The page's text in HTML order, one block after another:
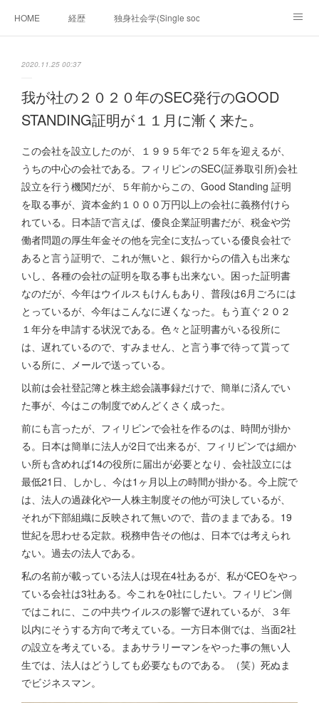
HOME 経歴 独身社会学(Single sociology)と高齢化社会学
移動出来て、工場で作る建物。未来２１００研究所
「心神の夢想２０２０」 フィリピンマンションは買うべきでは無い理由は全
海外生活の掟
フィリピンの問題点 フィリピンの歴史
フィリピン経済談義 ファッションを考える 漫画
未来２１００研究所他のアイデアマニラ男の手料理 総集編
https://globalclub.amebaownd.com/
2020.11.25 00:37
我が社の２０２０年のSEC発行のGOOD
STANDING証明が１１月に漸く来た。
この会社を設立したのが、１９９５年で２５年を迎えるが、
うちの中心の会社である。フィリピンのSEC(証券取引所)会社
設立を行う機関だが、５年前からこの、Good Standing 証明
を取る事が、資本金約１０００万円以上の会社に義務付けら
れている。日本語で言えば、優良企業証明書だが、税金や労
働者問題の厚生年金その他を完全に支払っている優良会社で
あると言う証明で、これが無いと、銀行からの借入も出来な
いし、各種の会社の証明を取る事も出来ない。困った証明書
なのだが、今年はウイルスもけんもあり、普段は6月ごろには
とっているが、今年はこんなに遅くなった。もう直ぐ２０２
１年分を申請する状況である。色々と証明書がいる役所に
は、遅れているので、すみません、と言う事で待って貰って
いる所に、メールで送っている。
以前は会社登記簿と株主総会議事録だけで、簡単に済んでい
た事が、今はこの制度でめんどくさく成った。
前にも言ったが、フィリピンで会社を作るのは、時間が掛か
る。日本は簡単に法人が2日で出来るが、フィリピンでは細か
い所も含めれば14の役所に届出が必要となり、会社設立には
最低21日、しかし、今は1ヶ月以上の時間が掛かる。今上院で
は、法人の過疎化や一人株主制度その他が可決しているが、
それが下部組織に反映されて無いので、昔のままである。19
世紀を思わせる定款。税務申告その他は、日本では考えられ
ない。過去の法人である。
私の名前が載っている法人は現在4社あるが、私がCEOをやっ
ている会社は3社ある。今これを0社にしたい。フィリピン側
ではこれに、この中共ウイルスの影響で遅れているが、３年
以内にそうする方向で考えている。一方日本側では、当面2社
の設立を考えている。まあサラリーマンをやった事の無い人
生では、法人はどうしても必要なものである。（笑）死ぬま
でビジネスマン。